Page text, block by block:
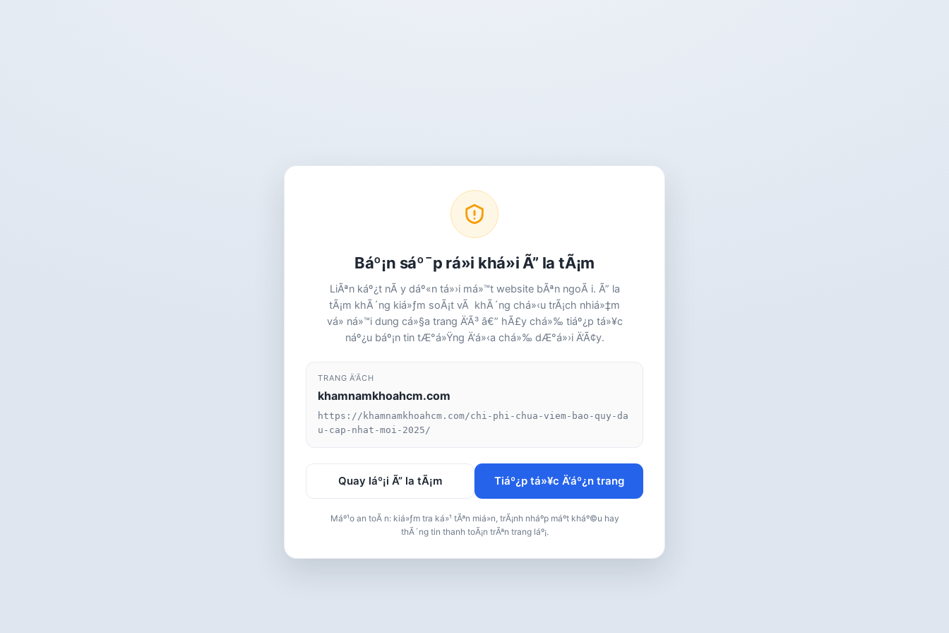
Báº¡n sáº¯p rá»i khá»i Ã” la tÃ¡m
LiÃªn káº¿t nÃ y dáº«n tá»›i má»™t website bÃªn ngoÃ i. Ã” la
tÃ¡m khÃ´ng kiá»ƒm soÃ¡t vÃ khÃ´ng chá»‹u trÃ¡ch nhiá»‡m
vá» ná»™i dung cá»§a trang Ä‘Ã³ â€” hÃ£y chá»‰ tiáº¿p tá»¥c
náº¿u báº¡n tin tÆ°á»Ÿng Ä‘á»‹a chá»‰ dÆ°á»›i Ä‘Ã¢y.
TRANG Ä‘Ã­CH
khamnamkhoahcm.com
https://khamnamkhoahcm.com/chi-phi-chua-viem-bao-quy-da
u-cap-nhat-moi-2025/
Quay láº¡i Ã” la tÃ¡m Tiáº¿p tá»¥c Ä‘áº¿n trang
Máº¹o an toÃ n: kiá»ƒm tra ká»¹ tÃªn miá»n, trÃ¡nh nháº­p máº­t kháº©u hay
thÃ´ng tin thanh toÃ¡n trÃªn trang láº¡.